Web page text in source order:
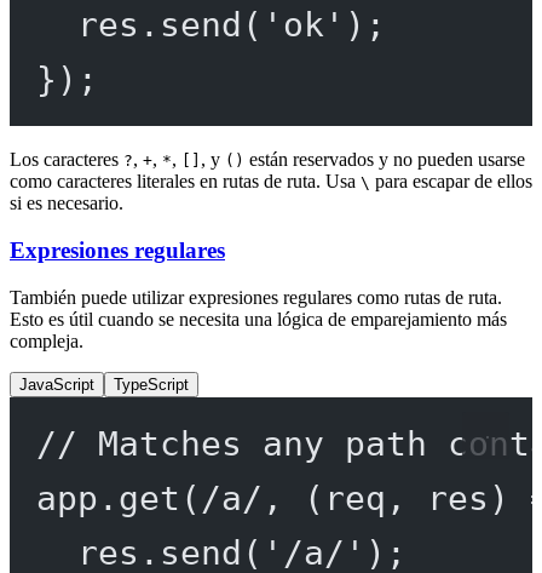
res. send ( 'ok' );
});
Los caracteres ?, +, *, , y () están reservados y no pueden usarse
como caracteres literales en rutas de ruta. Usa \ para escapar de ellos
si es necesario.
Expresiones regulares
También puede utilizar expresiones regulares como rutas de ruta.
Esto es útil cuando se necesita una lógica de emparejamiento más
compleja.
JavaScript TypeScript
// Matches any path
app. get ( /a/ , ( req , res )
res. send ( '/a/' );